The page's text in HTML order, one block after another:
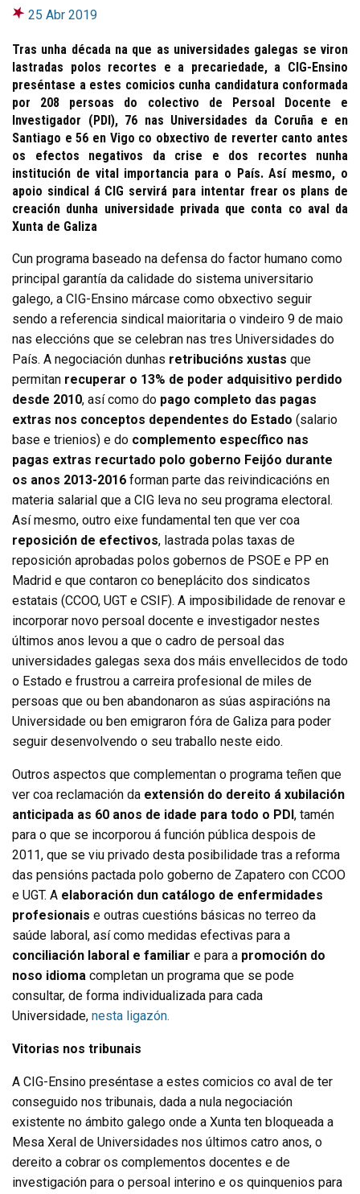
25 Abr 2019
Tras unha década na que as universidades galegas se viron
lastradas polos recortes e a precariedade, a CIG-Ensino
preséntase a estes comicios cunha candidatura conformada
por 208 persoas do colectivo de Persoal Docente e
Investigador (PDI), 76 nas Universidades da Coruña e en
Santiago e 56 en Vigo co obxectivo de reverter canto antes
os efectos negativos da crise e dos recortes nunha
institución de vital importancia para o País. Así mesmo, o
apoio sindical á CIG servirá para intentar frear os plans de
creación dunha universidade privada que conta co aval da
Xunta de Galiza
Cun programa baseado na defensa do factor humano como
principal garantía da calidade do sistema universitario
galego, a CIG-Ensino márcase como obxectivo seguir
sendo a referencia sindical maioritaria o vindeiro 9 de maio
nas eleccións que se celebran nas tres Universidades do
País. A negociación dunhas retribucións xustas que
permitan recuperar o 13% de poder adquisitivo perdido
desde 2010, así como do pago completo das pagas
extras nos conceptos dependentes do Estado (salario
base e trienios) e do complemento específico nas
pagas extras recurtado polo goberno Feijóo durante
os anos 2013-2016 forman parte das reivindicacións en
materia salarial que a CIG leva no seu programa electoral.
Así mesmo, outro eixe fundamental ten que ver coa
reposición de efectivos, lastrada polas taxas de
reposición aprobadas polos gobernos de PSOE e PP en
Madrid e que contaron co beneplácito dos sindicatos
estatais (CCOO, UGT e CSIF). A imposibilidade de renovar e
incorporar novo persoal docente e investigador nestes
últimos anos levou a que o cadro de persoal das
universidades galegas sexa dos máis envellecidos de todo
o Estado e frustrou a carreira profesional de miles de
persoas que ou ben abandonaron as súas aspiracións na
Universidade ou ben emigraron fóra de Galiza para poder
seguir desenvolvendo o seu traballo neste eido.
Outros aspectos que complementan o programa teñen que
ver coa reclamación da extensión do dereito á xubilación
anticipada as 60 anos de idade para todo o PDI, tamén
para o que se incorporou á función pública despois de
2011, que se viu privado desta posibilidade tras a reforma
das pensións pactada polo goberno de Zapatero con CCOO
e UGT. A elaboración dun catálogo de enfermidades
profesionais e outras cuestións básicas no terreo da
saúde laboral, así como medidas efectivas para a
conciliación laboral e familiar e para a promoción do
noso idioma completan un programa que se pode
consultar, de forma individualizada para cada
Universidade, nesta ligazón.
Vitorias nos tribunais
A CIG-Ensino preséntase a estes comicios co aval de ter
conseguido nos tribunais, dada a nula negociación
existente no ámbito galego onde a Xunta ten bloqueada a
Mesa Xeral de Universidades nos últimos catro anos, o
dereito a cobrar os complementos docentes e de
investigación para o persoal interino e os quinquenios para